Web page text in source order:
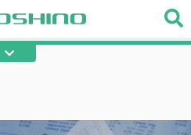
あ）旭化成株式会社